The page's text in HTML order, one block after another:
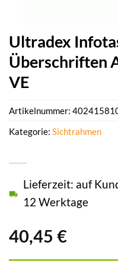
Ultradex
Überschriften
VE
40,45 €
Lieferzeit: auf
12 Werktage
Artikelnummer:
Kategorie: Sichtrahmen